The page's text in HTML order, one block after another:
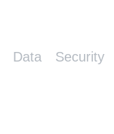
Data Security